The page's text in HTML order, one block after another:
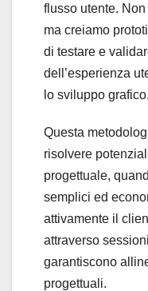
flusso utente.
ma creiamo
di testare e
dell’esperienza
lo sviluppo grafico.
Questa
risolvere
progettuale,
semplici ed
attivamente il
attraverso
garantiscono
progettuali.